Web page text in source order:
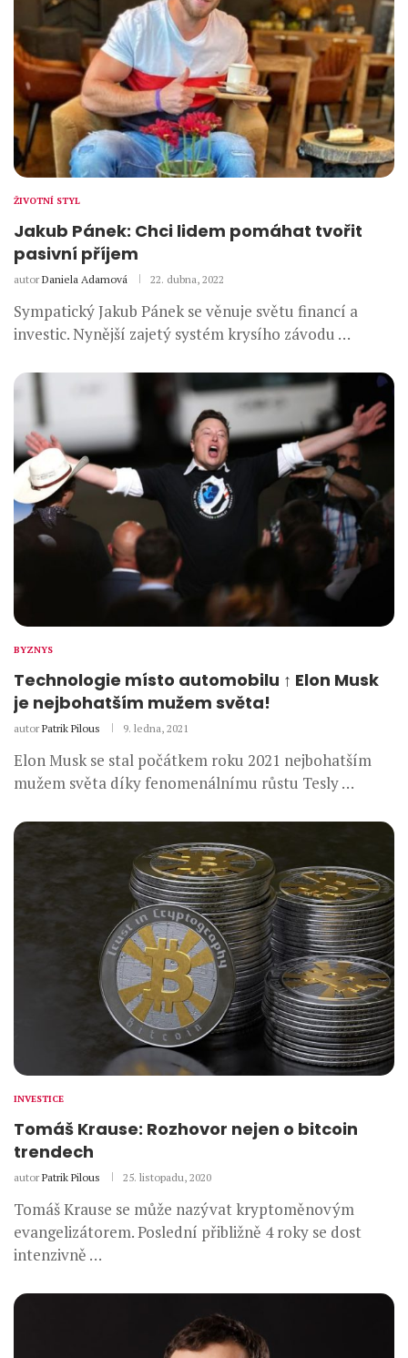
ŽIVOTNÍ STYL
Jakub Pánek: Chci lidem pomáhat tvořit
pasivní příjem
autor Daniela Adamová 22. dubna, 2022
Sympatický Jakub Pánek se věnuje světu financí a
investic. Nynější zajetý systém krysího závodu …
BYZNYS
Technologie místo automobilu ↑ Elon Musk
je nejbohatším mužem světa!
autor Patrik Pilous 9. ledna, 2021
Elon Musk se stal počátkem roku 2021 nejbohatším
mužem světa díky fenomenálnímu růstu Tesly …
INVESTICE
Tomáš Krause: Rozhovor nejen o bitcoin
trendech
autor Patrik Pilous 25. listopadu, 2020
Tomáš Krause se může nazývat kryptoměnovým
evangelizátorem. Poslední přibližně 4 roky se dost
intenzivně …